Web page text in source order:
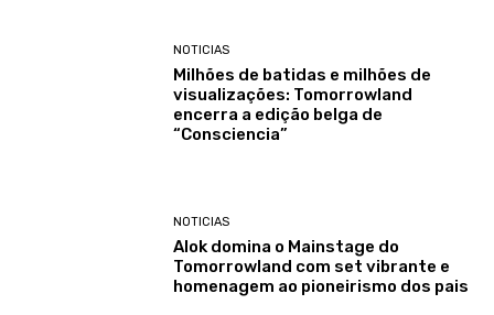
NOTICIAS
Milhões de batidas e milhões de
visualizações: Tomorrowland
encerra a edição belga de
“Consciencia”
NOTICIAS
Alok domina o Mainstage do
Tomorrowland com set vibrante e
homenagem ao pioneirismo dos pais